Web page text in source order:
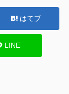
はてブ
LINE